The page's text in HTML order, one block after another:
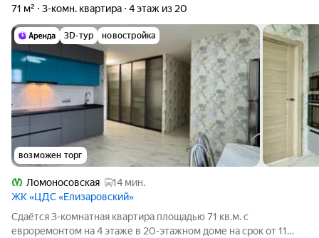
71 м² 3-комн. квартира 4 этаж из 20
3D-тур новостройка
возможен торг
Ломоносовская
14 мин.
ЖК «ЦДС «Елизаровский»
Сдаётся 3-комнатная квартира площадью 71 кв.м. с
евроремонтом на 4 этаже в 20-этажном доме на срок от 11